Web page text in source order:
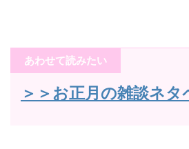
あわせて読みたい
＞＞お正月の雑談ネタ